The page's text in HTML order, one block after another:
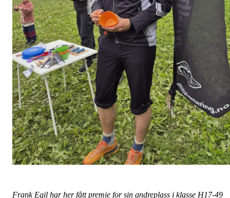
Frank Egil har her fått premie for sin andreplass i klasse H17-49